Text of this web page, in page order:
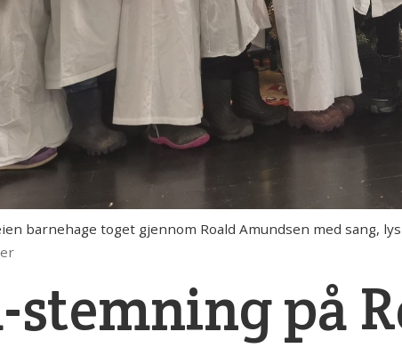
barnehage toget gjennom Roald Amundsen med sang,
stemning på